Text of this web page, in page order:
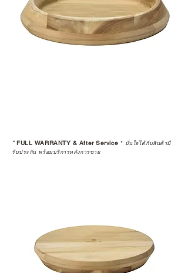
*FULL WARRANTY & After Service * มั่นใจได้กับสินค้ามี
รับประกัน พร้อมบริการหลังการขาย